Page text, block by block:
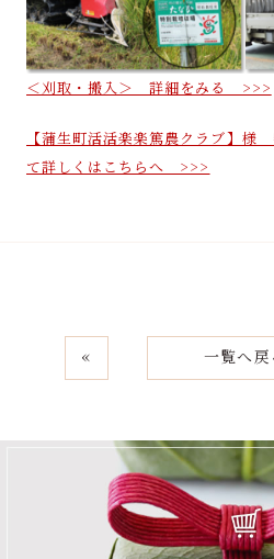
＜刈取・搬入＞ 詳細をみる >>>
【蒲生町活活楽楽篤農クラブ】様
て詳しくはこちらへ >>>
« 一覧へ戻